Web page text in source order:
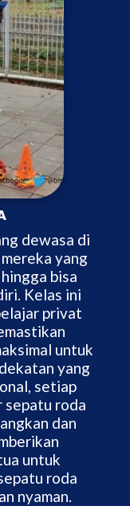
dewasa di
yang
bisa
Kelas ini
privat
untuk
yang
setiap
sepatu roda
dan
untuk
roda
nyaman.